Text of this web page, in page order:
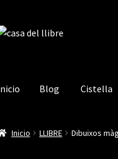
Blog Cistella
Blog Cistella Finalitzar
Inicio LLIBRE Dibuixos